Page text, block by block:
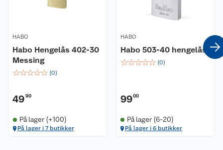
HABO
Habo Hengelås 402-30
Messing
☆☆☆☆☆ (0)
4990
På lager (+100)
På lager i 7 butikker
HABO
Habo 503-40 hengelås
☆☆☆☆☆ (0)
9900
På lager (6-20)
På lager i 6 butikker